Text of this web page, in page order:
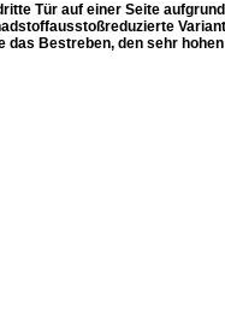
Tür auf einer Seite
Bestreben, den sehr